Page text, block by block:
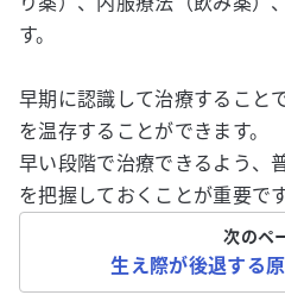
す。
早期に認識して治療すること
を温存することができます。
早い段階で治療できるよう、
を把握しておくことが重要です
次のペ
生え際が後退する